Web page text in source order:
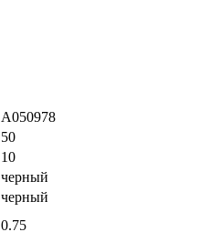
A050978
50
10
черный
черный
0.75